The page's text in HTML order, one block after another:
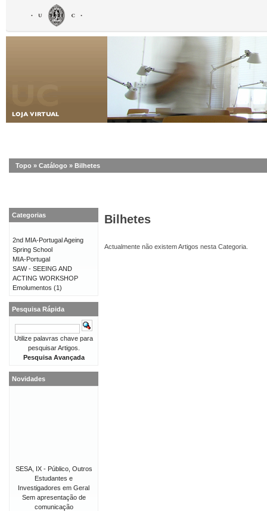
Topo » Catálogo » Bilhetes
Bilhetes
Actualmente não existem Artigos nesta Categoria.
Categorias
2nd MIA-Portugal Ageing
Spring School
MIA-Portugal
SAW - SEEING AND
ACTING WORKSHOP
Emolumentos (1)
Pesquisa Rápida
Utilize palavras chave para
pesquisar Artigos.
Pesquisa Avançada
Novidades
SESA, IX - Público, Outros
Estudantes e
Investigadores em Geral
Sem apresentação de
comunicação